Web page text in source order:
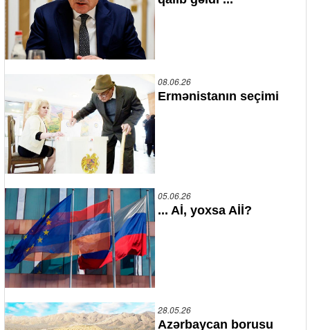
08.06.26
Ermənistanın seçimi
05.06.26
... Aİ, yoxsa Aİİ?
28.05.26
Azərbaycan borusu